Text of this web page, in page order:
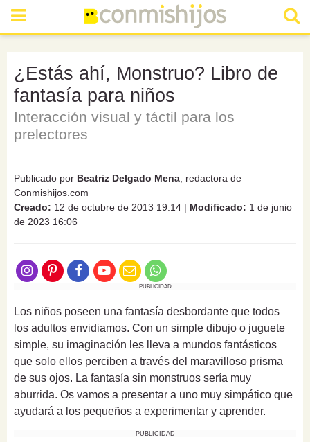
¿Estás ahí, Monstruo? Libro de
fantasía para niños
Interacción visual y táctil para los
prelectores
Publicado por Beatriz Delgado Mena , redactora de
Conmishijos.com
Creado: 12 de octubre de 2013 19:14 | Modificado: 1 de junio
de 2023 16:06
PUBLICIDAD
Los niños poseen una fantasía desbordante que todos
los adultos envidiamos. Con un simple dibujo o juguete
simple, su imaginación les lleva a mundos fantásticos
que solo ellos perciben a través del maravilloso prisma
de sus ojos. La fantasía sin monstruos sería muy
aburrida. Os vamos a presentar a uno muy simpático que
ayudará a los pequeños a experimentar y aprender.
PUBLICIDAD